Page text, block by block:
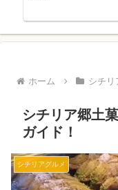
ホーム シチリ
シチリア郷土
ガイド！
シチリアグルメ